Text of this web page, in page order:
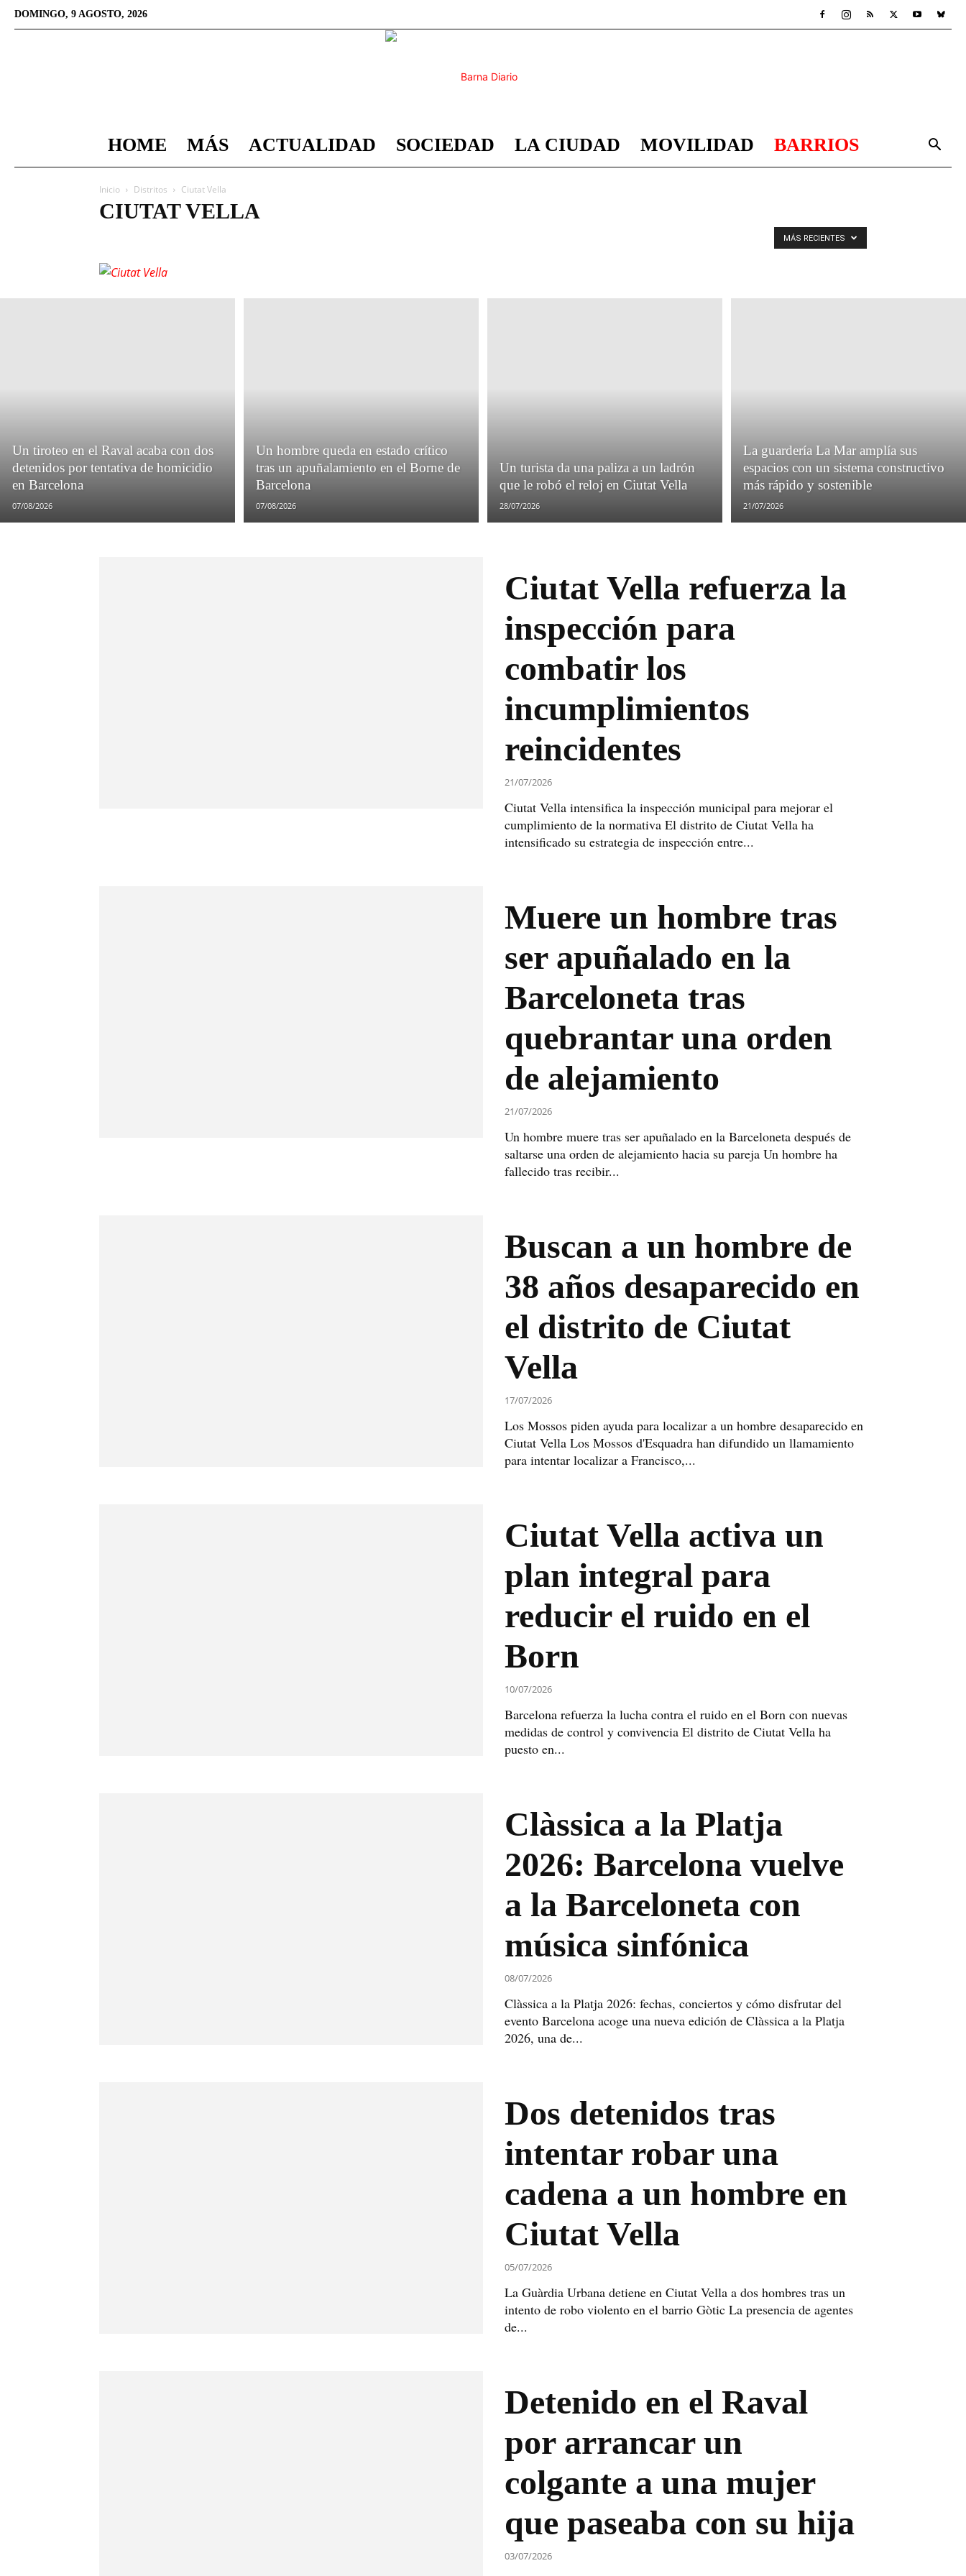
DOMINGO, 9 AGOSTO, 2026
Barna
HOME MÁS ACTUALIDAD SOCIEDAD LA CIUDAD MOVILIDAD BARRIOS
Inicio Distritos Ciutat Vella
CIUTAT VELLA
MÁS RECIENTES
Un tiroteo en el Raval acaba con dos
detenidos por tentativa de homicidio
en Barcelona
07/08/2026
Un hombre queda en estado crítico
tras un apuñalamiento en el Borne de
Barcelona
07/08/2026
Un turista da una paliza a un ladrón
que le robó el reloj en Ciutat Vella
28/07/2026
La guardería La Mar amplía sus
espacios con un sistema constructivo
más rápido y sostenible
21/07/2026
Ciutat Vella refuerza la
inspección para
combatir los
incumplimientos
reincidentes
21/07/2026
Ciutat Vella intensifica la inspección municipal para mejorar el
cumplimiento de la normativa El distrito de Ciutat Vella ha
intensificado su estrategia de inspección entre...
Muere un hombre tras
ser apuñalado en la
Barceloneta tras
quebrantar una orden
de alejamiento
21/07/2026
Un hombre muere tras ser apuñalado en la Barceloneta después de
saltarse una orden de alejamiento hacia su pareja Un hombre ha
fallecido tras recibir...
Buscan a un hombre de
38 años desaparecido en
el distrito de Ciutat
Vella
17/07/2026
Los Mossos piden ayuda para localizar a un hombre desaparecido en
Ciutat Vella Los Mossos d'Esquadra han difundido un llamamiento
para intentar localizar a Francisco,...
Ciutat Vella activa un
plan integral para
reducir el ruido en el
Born
10/07/2026
Barcelona refuerza la lucha contra el ruido en el Born con nuevas
medidas de control y convivencia El distrito de Ciutat Vella ha
puesto en...
Clàssica a la Platja
2026: Barcelona vuelve
a la Barceloneta con
música sinfónica
08/07/2026
Clàssica a la Platja 2026: fechas, conciertos y cómo disfrutar del
evento Barcelona acoge una nueva edición de Clàssica a la Platja
2026, una de...
Dos detenidos tras
intentar robar una
cadena a un hombre en
Ciutat Vella
05/07/2026
La Guàrdia Urbana detiene en Ciutat Vella a dos hombres tras un
intento de robo violento en el barrio Gòtic La presencia de agentes
de...
Detenido en el Raval
por arrancar un
colgante a una mujer
que paseaba con su hija
03/07/2026